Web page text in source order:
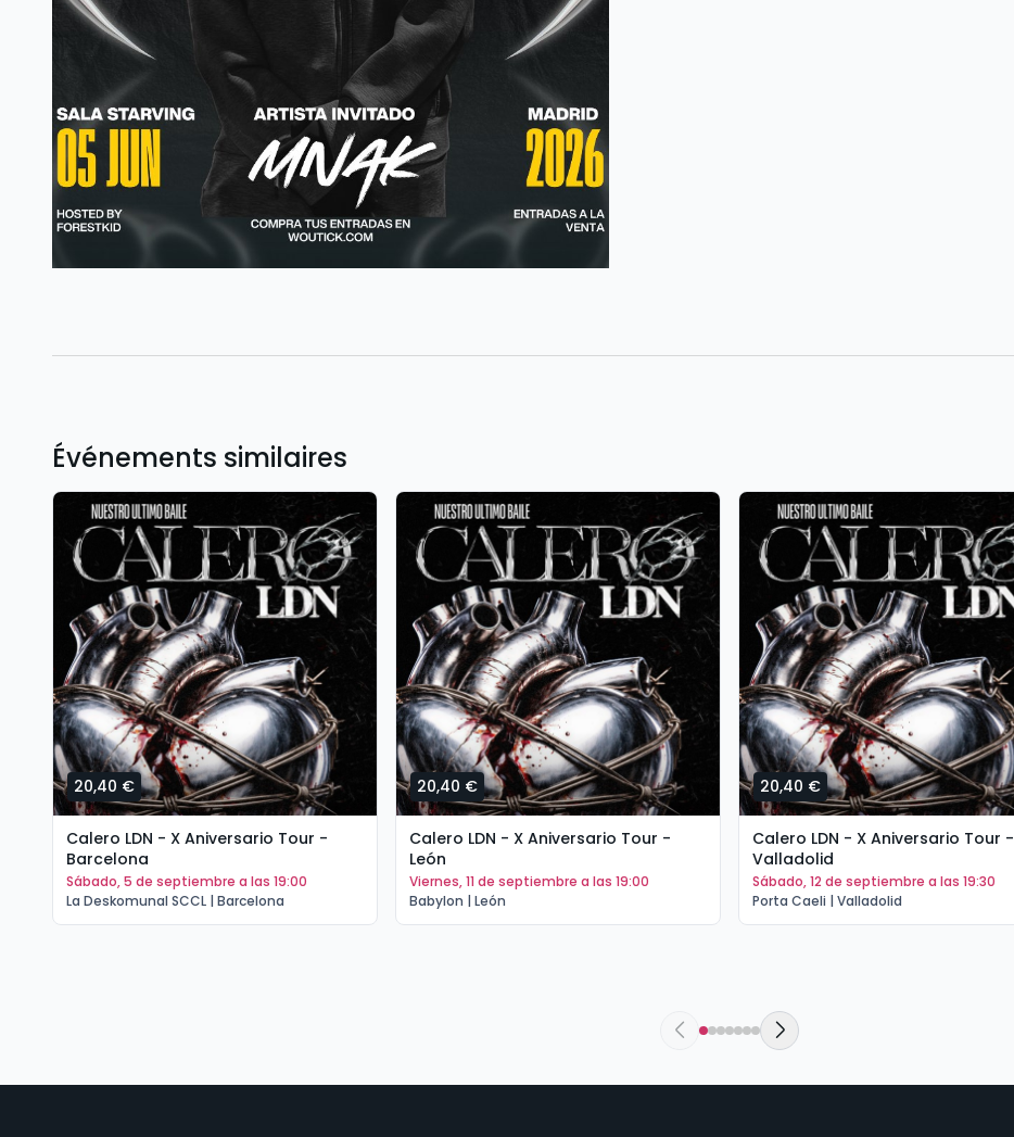
Événements similaires
20,40 €
Calero LDN - X Aniversario Tour -
Barcelona
sábado, 5 de septiembre a las 19:00
La Deskomunal SCCL | Barcelona
20,40 €
Calero LDN - X Aniversario Tour -
León
viernes, 11 de septiembre a las 19:00
Babylon | León
20,40 €
Calero LDN - X Aniversario Tour -
Valladolid
sábado, 12 de septiembre a las 19:30
Porta Caeli | Valladolid